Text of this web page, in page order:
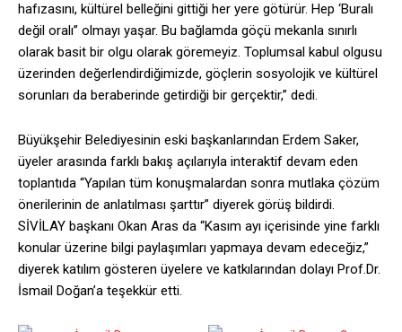
hafızasını, kültürel belleğini gittiği her yere götürür. Hep ‘Buralı
değil oralı” olmayı yaşar. Bu bağlamda göçü mekanla sınırlı
olarak basit bir olgu olarak göremeyiz. Toplumsal kabul olgusu
üzerinden değerlendirdiğimizde, göçlerin sosyolojik ve kültürel
sorunları da beraberinde getirdiği bir gerçektir,” dedi.
Büyükşehir Belediyesinin eski başkanlarından Erdem Saker,
üyeler arasında farklı bakış açılarıyla interaktif devam eden
toplantıda “Yapılan tüm konuşmalardan sonra mutlaka çözüm
önerilerinin de anlatılması şarttır” diyerek görüş bildirdi.
SİVİLAY başkanı Okan Aras da “Kasım ayı içerisinde yine farklı
konular üzerine bilgi paylaşımları yapmaya devam edeceğiz,”
diyerek katılım gösteren üyelere ve katkılarından dolayı Prof.Dr.
İsmail Doğan’a teşekkür etti.